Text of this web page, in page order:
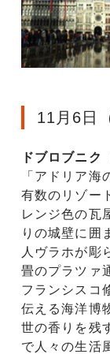
11月6日
ドブロブニク
「アドリア
有数のリゾー
レンジ色の瓦
りの城壁に囲
人ヴラホが彫
畳のプラツァ
フランシスコ
伝える海洋博
世の香りを残
で人々の生活